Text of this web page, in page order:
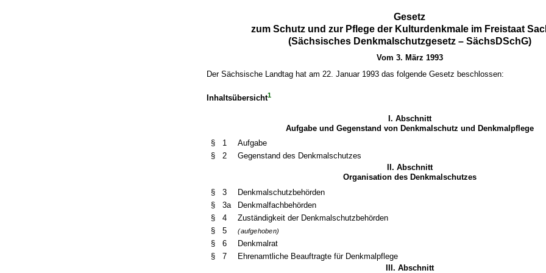
Gesetz
zum Schutz und zur Pflege der Kulturdenkmale im Freistaat
(Sächsisches Denkmalschutzgesetz – SächsDSchG)
Vom 3. März 1993
Der Sächsische Landtag hat am 22. Januar 1993 das folgende Gesetz beschlossen:
Inhaltsübersicht1
I. Abschnitt
Aufgabe und Gegenstand von Denkmalschutz und Denkmalpflege
§ 1
Aufgabe
§ 2
Gegenstand des Denkmalschutzes
II. Abschnitt
Organisation des Denkmalschutzes
§ 3
Denkmalschutzbehörden
§ 3a
Denkmalfachbehörden
§ 4
Zuständigkeit der Denkmalschutzbehörden
§ 5
(aufgehoben)
§ 6
Denkmalrat
§ 7
Ehrenamtliche Beauftragte für Denkmalpflege
III. Abschnitt